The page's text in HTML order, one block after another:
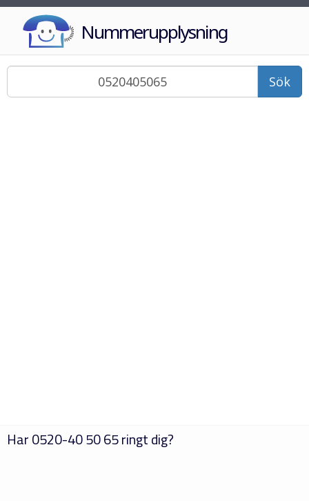
Nummerupplysning
Sök
Har0520-40 50 65ringt dig?